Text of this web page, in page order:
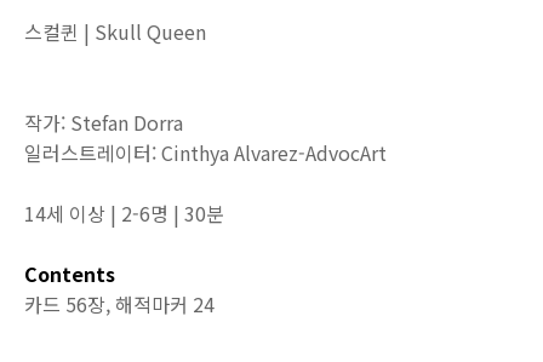
스컬퀸 | Skull Queen
작가: Stefan Dorra
일러스트레이터:Cinthya Alvarez-AdvocArt
14세 이상 | 2-6명 | 30분
Contents
카드 56장, 해적마커 24